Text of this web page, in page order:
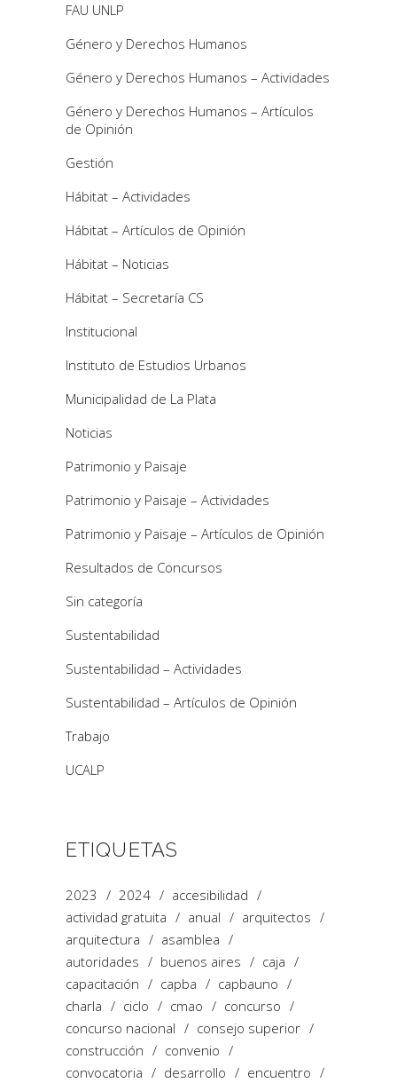
FAU UNLP
Género y Derechos Humanos
Género y Derechos Humanos – Actividades
Género y Derechos Humanos – Artículos
de Opinión
Gestión
Hábitat – Actividades
Hábitat – Artículos de Opinión
Hábitat – Noticias
Hábitat – Secretaría CS
Institucional
Instituto de Estudios Urbanos
Municipalidad de La Plata
Noticias
Patrimonio y Paisaje
Patrimonio y Paisaje – Actividades
Patrimonio y Paisaje – Artículos de Opinión
Resultados de Concursos
Sin categoría
Sustentabilidad
Sustentabilidad – Actividades
Sustentabilidad – Artículos de Opinión
Trabajo
UCALP
ETIQUETAS
2023 2024
accesibilidad
actividad gratuita
anual
arquitectos
arquitectura
asamblea
autoridades
buenos aires
caja
capacitación
capba
capbauno
charla
ciclo cmao
concurso
concurso nacional
consejo superior
construcción
convenio
convocatoria
desarrollo
encuentro